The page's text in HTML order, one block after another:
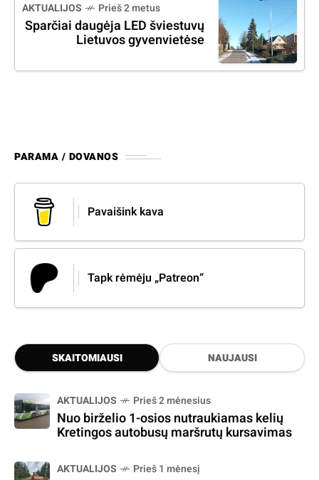
AKTUALIJOS Prieš 2 metus
Sparčiai daugėja LED šviestuvų
Lietuvos gyvenvietėse
PARAMA / DOVANOS
Pavaišink kava
Tapk rėmėju „Patreon“
SKAITOMIAUSI NAUJAUSI
AKTUALIJOS Prieš 2 mėnesius
Nuo birželio 1-osios nutraukiamas kelių
Kretingos autobusų maršrutų kursavimas
AKTUALIJOS Prieš 1 mėnesį